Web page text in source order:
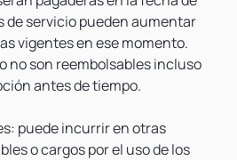
de servicio pueden aumentar
vigentes en ese momento.
no son reembolsables incluso
antes de tiempo.
puede incurrir en otras
o cargos por el uso de los